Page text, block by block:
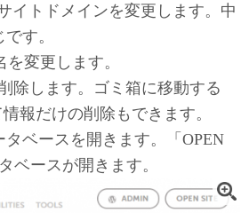
イトドメインを変更します。中
す。
変更します。
除します。ゴミ箱に移動する
報だけの削除もできます。
ベースを開きます。「OPEN
ベースが開きます。